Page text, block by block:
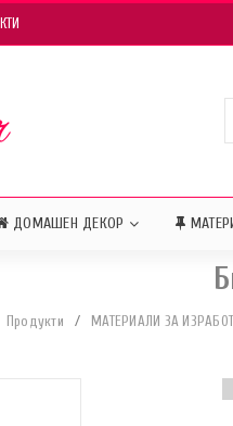
ДОМАШЕН ДЕКОР
Продукти / МАТЕРИАЛИ ЗА